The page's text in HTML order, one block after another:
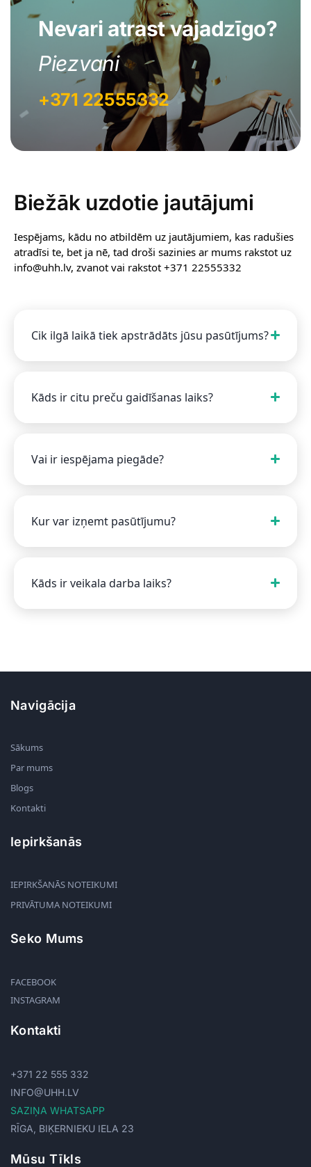
Nevari atrast vajadzīgo?
Piezvani
+371 22555332
Biežāk uzdotie jautājumi
Iespējams, kādu no atbildēm uz jautājumiem, kas radušies
atradīsi te, bet ja nē, tad droši sazinies ar mums rakstot uz
info@uhh.lv, zvanot vai rakstot +371 22555332
Cik ilgā laikā tiek apstrādāts jūsu pasūtījums?
Kāds ir citu preču gaidīšanas laiks?
Vai ir iespējama piegāde?
Kur var izņemt pasūtījumu?
Kāds ir veikala darba laiks?
Navigācija
Sākums
Par mums
Blogs
Kontakti
Iepirkšanās
IEPIRKŠANĀS NOTEIKUMI
PRIVĀTUMA NOTEIKUMI
Seko Mums
FACEBOOK
INSTAGRAM
Kontakti
+371 22 555 332
INFO@UHH.LV
SAZIŅA WHATSAPP
RĪGA, BIĶERNIEKU IELA 23
Mūsu Tīkls